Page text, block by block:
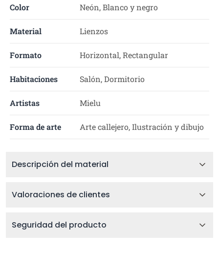
Color Neón, Blanco y negro
Material Lienzos
Formato Horizontal, Rectangular
Habitaciones Salón, Dormitorio
Artistas Mielu
Forma de arte Arte callejero, Ilustración y dibujo
Descripción del material
Valoraciones de clientes
Seguridad del producto